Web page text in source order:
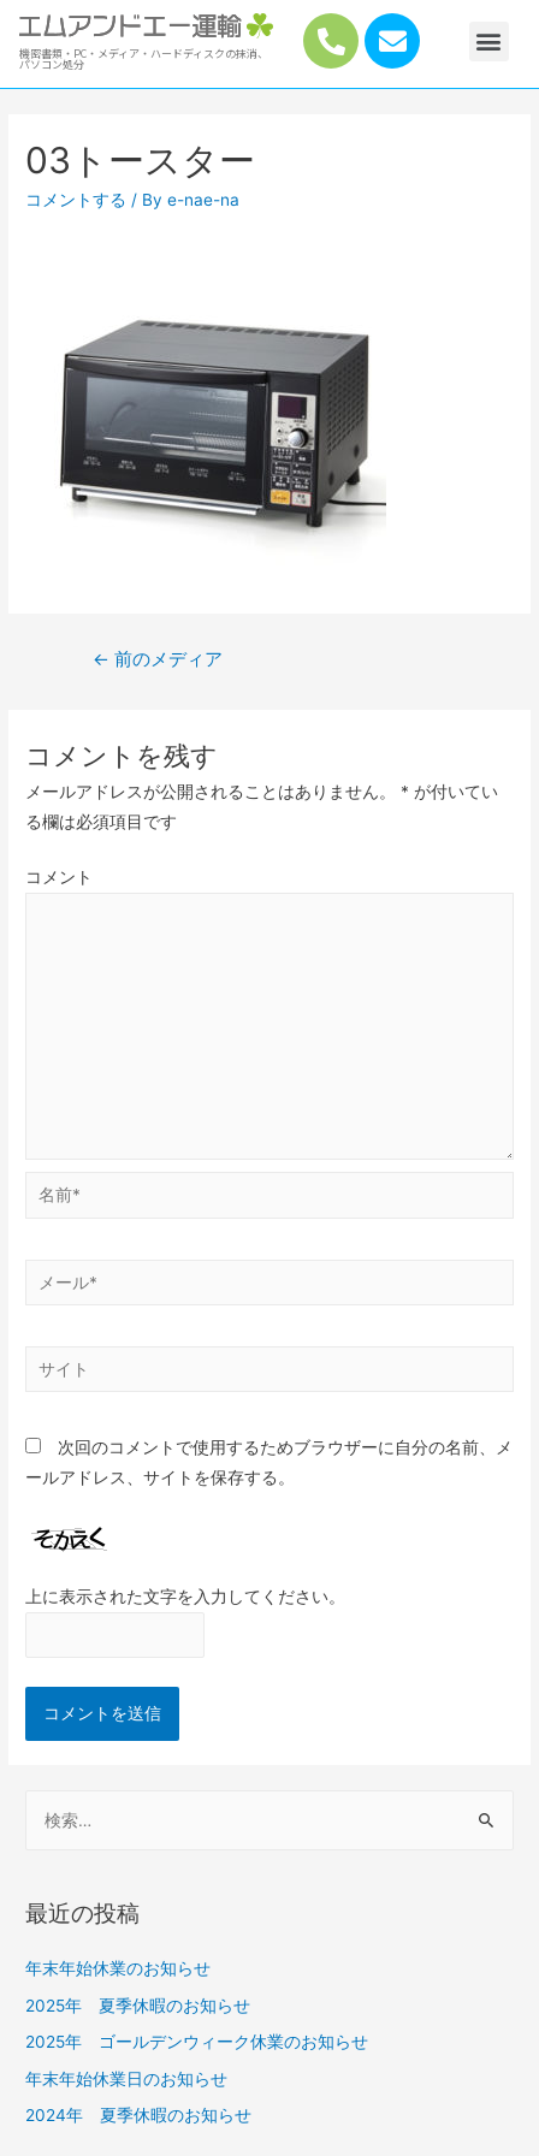
機密書類・PC・メディア・ハードディスクの抹消、
パソコン処分
03トースター
コメントする / Bye-nae-na
← 前のメディア
コメントを残す
メールアドレスが公開されることはありません。 * が付いてい
る欄は必須項目です
コメント
次回のコメントで使用するためブラウザーに自分の名前、メ
ールアドレス、サイトを保存する。
上に表示された文字を入力してください。
最近の投稿
年末年始休業のお知らせ
2025年 夏季休暇のお知らせ
2025年 ゴールデンウィーク休業のお知らせ
年末年始休業日のお知らせ
2024年 夏季休暇のお知らせ